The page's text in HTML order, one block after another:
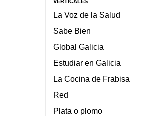
VERTICALES
La Voz de la Salud
Sabe Bien
Global Galicia
Estudiar en Galicia
La Cocina de Frabisa
Red
Plata o plomo